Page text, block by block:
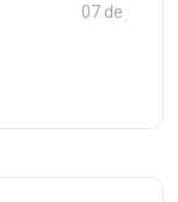
07 de junho